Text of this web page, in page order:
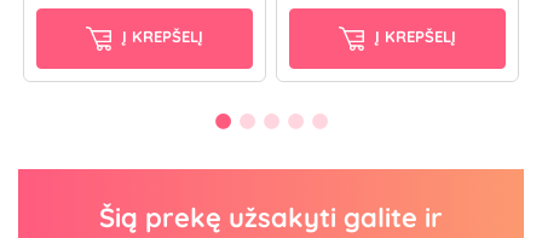
Į KREPŠELĮ Į KREPŠELĮ
Šią prekę užsakyti galite ir